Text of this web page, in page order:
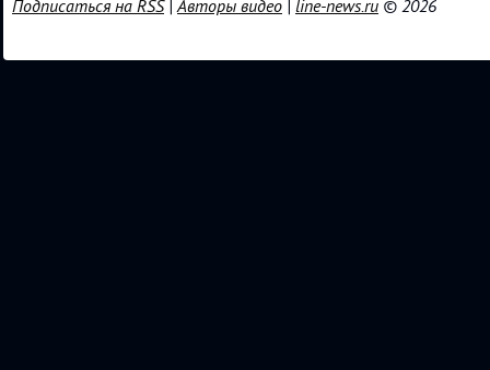
Подписаться на RSS|Авторы видео line-news.ru © 2026